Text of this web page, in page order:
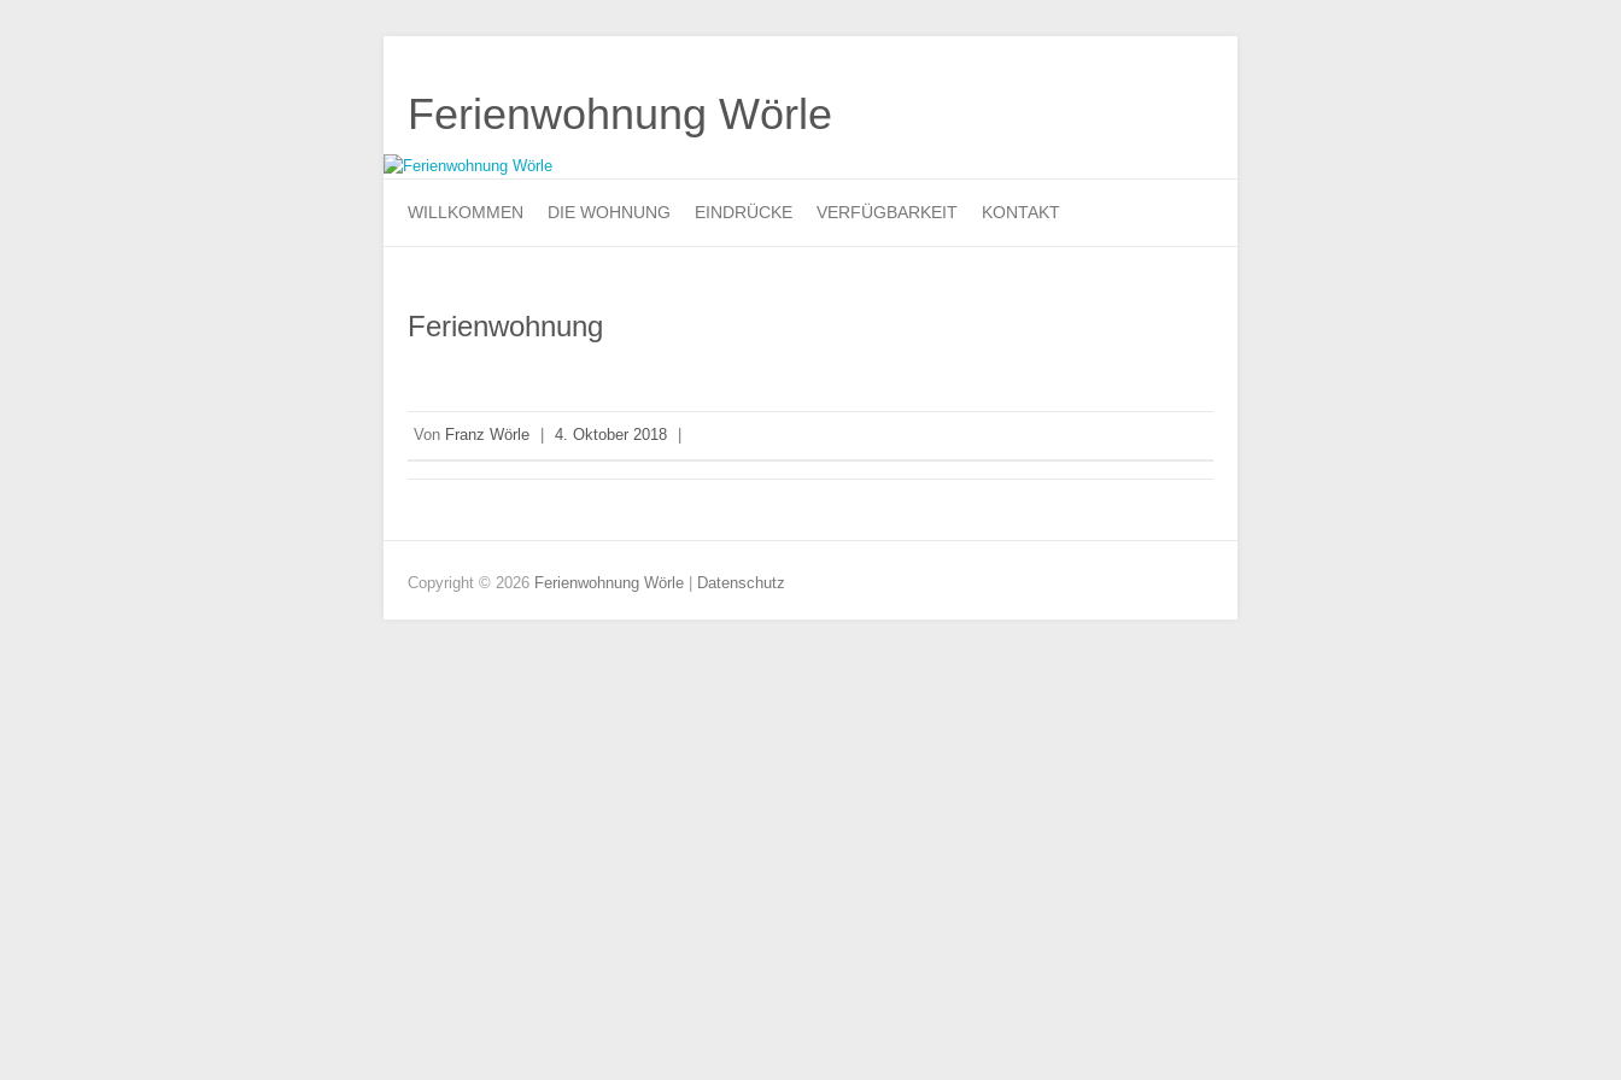
Ferienwohnung Wörle
WILLKOMMEN DIE WOHNUNG EINDRÜCKE VERFÜGBARKEIT KONTAKT
Ferienwohnung
Von Franz Wörle 4. Oktober 2018
Copyright © 2026 Ferienwohnung Wörle Datenschutz